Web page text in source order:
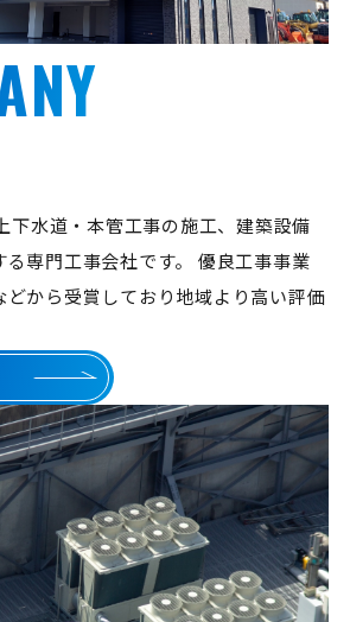
下水道・本管工事の施工、建築設備
専門工事会社です。
優良工事事業
から受賞しており地域より高い評価